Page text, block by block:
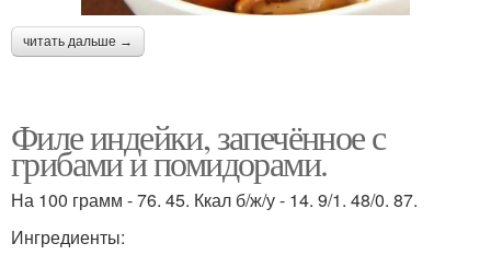
читать дальше →
Филе индейки, запечённое с
грибами и помидорами.
На 100 грамм - 76. 45. Ккал б/ж/у - 14. 9/1. 48/0. 87.
Ингредиенты: